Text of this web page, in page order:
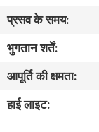
गुणवत्ता
नियंत्रण
प्रसव के समय:
भुगतान शर्तें:
आपूर्ति की क्षमता:
हाई लाइट: